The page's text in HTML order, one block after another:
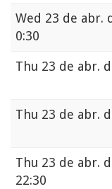
Wed 23 de abr.
0:30
Thu 23 de abr.
Thu 23 de abr.
Thu 23 de abr.
22:30